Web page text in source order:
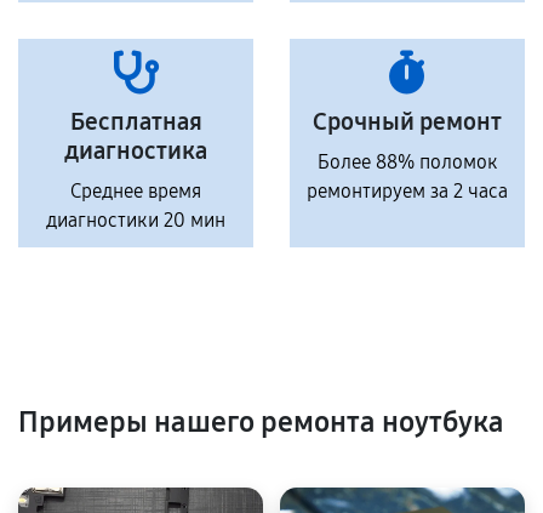
Бесплатная
диагностика
Среднее время
диагностики 20 мин
Срочный ремонт
Более 88% поломок
ремонтируем за 2 часа
Примеры нашего ремонта ноутбука